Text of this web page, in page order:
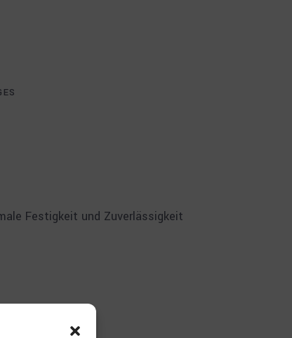
Festigkeit und Zuverlässigkeit
Referenz.